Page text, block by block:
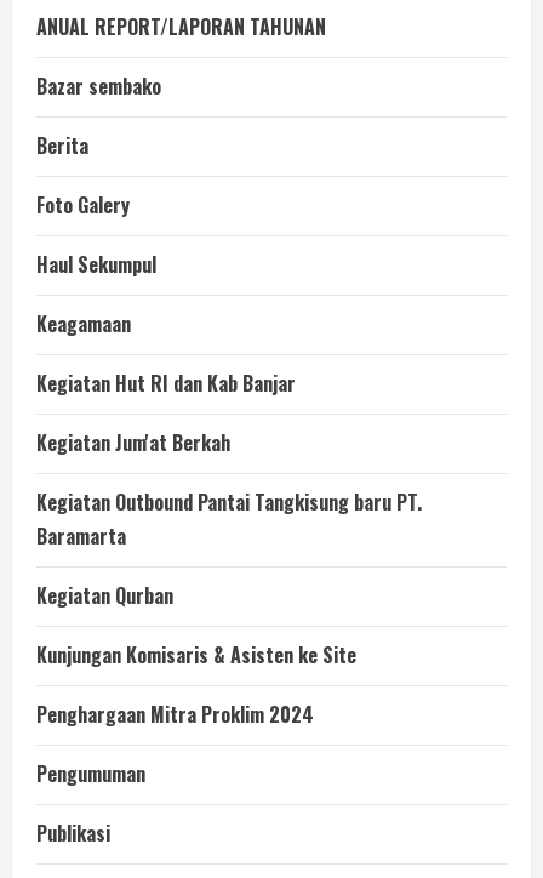
ANUAL REPORT/LAPORAN TAHUNAN
Bazar sembako
Berita
Foto Galery
Haul Sekumpul
Keagamaan
Kegiatan Hut RI dan Kab Banjar
Kegiatan Jum'at Berkah
Kegiatan Outbound Pantai Tangkisung baru PT.
Baramarta
Kegiatan Qurban
Kunjungan Komisaris & Asisten ke Site
Penghargaan Mitra Proklim 2024
Pengumuman
Publikasi